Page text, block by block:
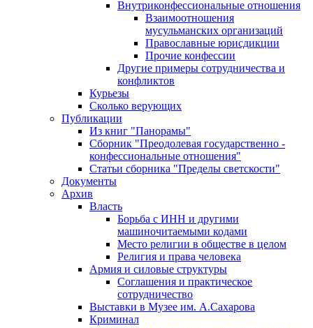
Внутриконфессиональные отношения
Взаимоотношения
мусульманских организаций
Православные юрисдикции
Прочие конфессии
Другие примеры сотрудничества и
конфликтов
Курьезы
Сколько верующих
Публикации
Из книг "Панорамы"
Сборник "Преодолевая государственно -
конфессиональные отношения"
Статьи сборника "Пределы светскости"
Документы
Архив
Власть
Борьба с ИНН и другими
машиночитаемыми кодами
Место религии в обществе в целом
Религия и права человека
Армия и силовые структуры
Соглашения и практическое
сотрудничество
Выставки в Музее им. А.Сахарова
Криминал